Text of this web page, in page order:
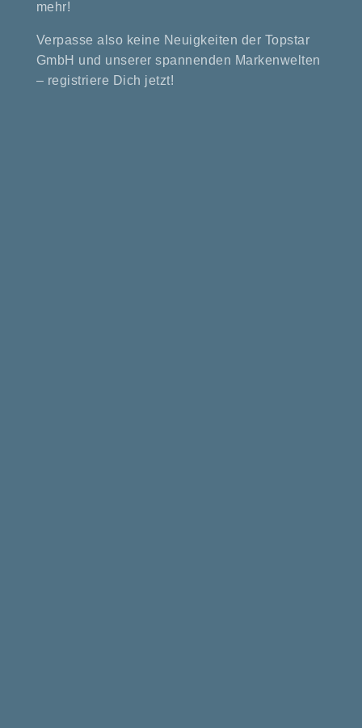
mehr!
Verpasse also keine Neuigkeiten der Topstar
GmbH und unserer spannenden Markenwelten
– registriere Dich jetzt!